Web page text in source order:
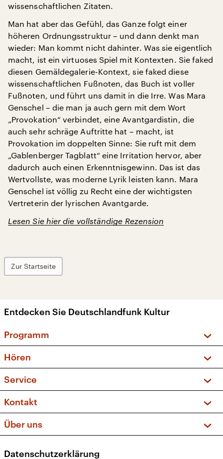
wissenschaftlichen Zitaten.
Man hat aber das Gefühl, das Ganze folgt einer
höheren Ordnungsstruktur – und dann denkt man
wieder: Man kommt nicht dahinter. Was sie eigentlich
macht, ist ein virtuoses Spiel mit Kontexten. Sie faked
diesen Gemäldegalerie-Kontext, sie faked diese
wissenschaftlichen Fußnoten, das Buch ist voller
Fußnoten, und führt uns damit in die Irre. Was Mara
Genschel – die man ja auch gern mit dem Wort
„Provokation“ verbindet, eine Avantgardistin, die
auch sehr schräge Auftritte hat – macht, ist
Provokation im doppelten Sinne: Sie ruft mit dem
„Gablenberger Tagblatt“ eine Irritation hervor, aber
dadurch auch einen Erkenntnisgewinn. Das ist das
Wertvollste, was moderne Lyrik leisten kann. Mara
Genschel ist völlig zu Recht eine der wichtigsten
Vertreterin der lyrischen Avantgarde.
Lesen Sie hier die vollständige Rezension
Zur Startseite
Entdecken Sie Deutschlandfunk Kultur
Programm
Sendungen und Podcasts
Musikliste
Kakadu – Das Kinderprogramm
Hören
Frequenzen (UKW + DAB+)
Service
FAQ
Apps
Newsletter
Kontakt
Social Media
Über uns
Datenschutzerklärung